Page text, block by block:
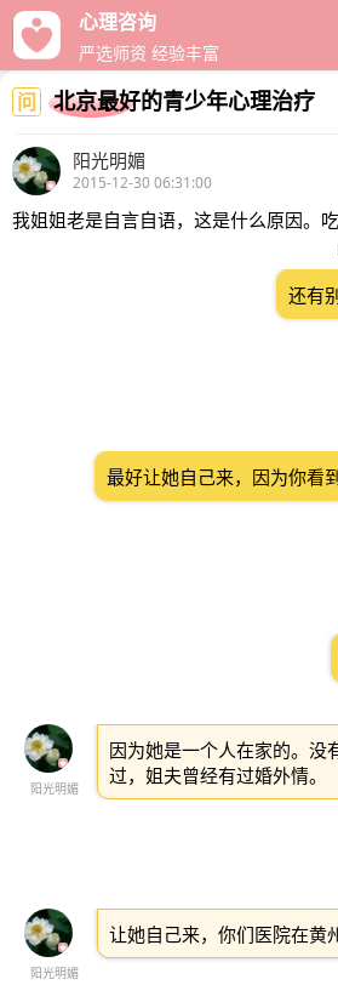
心理咨询
严选师资 经验丰富
问 北京最好的青少年心理治疗
阳光明媚
2015-12-30 06:31:00
我姐姐老是自言自语，这是什么原因。
还有
最好让她自己来，因为你看
阳光明媚
因为她是一个人在家的。没
过，姐夫曾经有过婚外情。
阳光明媚
让她自己来，你们医院在黄